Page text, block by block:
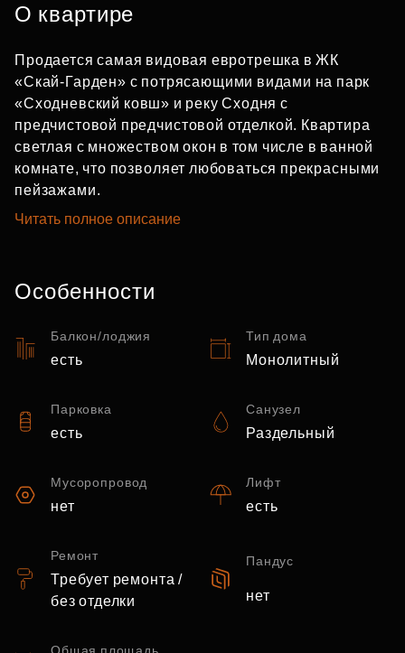
О квартире
Продается самая видовая евротрешка в ЖК
«Скай-Гарден» с потрясающими видами на парк
«Сходневский ковш» и реку Сходня с
предчистовой предчистовой отделкой. Квартира
светлая с множеством окон в том числе в ванной
комнате, что позволяет любоваться прекрасными
пейзажами.
Читать полное описание
Особенности
Балкон/лоджия
есть
Тип дома
Монолитный
Парковка
есть
Санузел
Раздельный
Мусоропровод
нет
Лифт
есть
Ремонт
Требует ремонта /
без отделки
Пандус
нет
Общая площадь